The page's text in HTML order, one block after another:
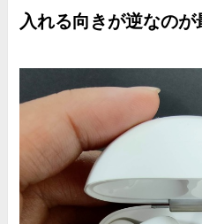
入れる向きが逆なの